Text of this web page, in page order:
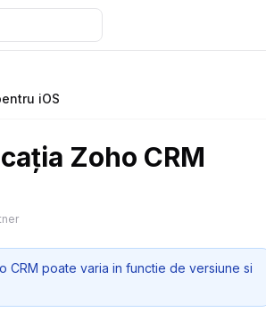
iOS
Zoho CRM
CRM poate varia in functie de versiune si